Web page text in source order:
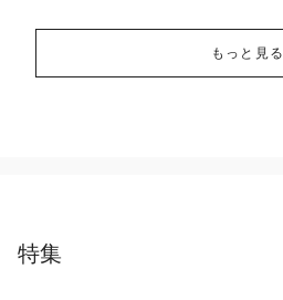
もっと見る
特集